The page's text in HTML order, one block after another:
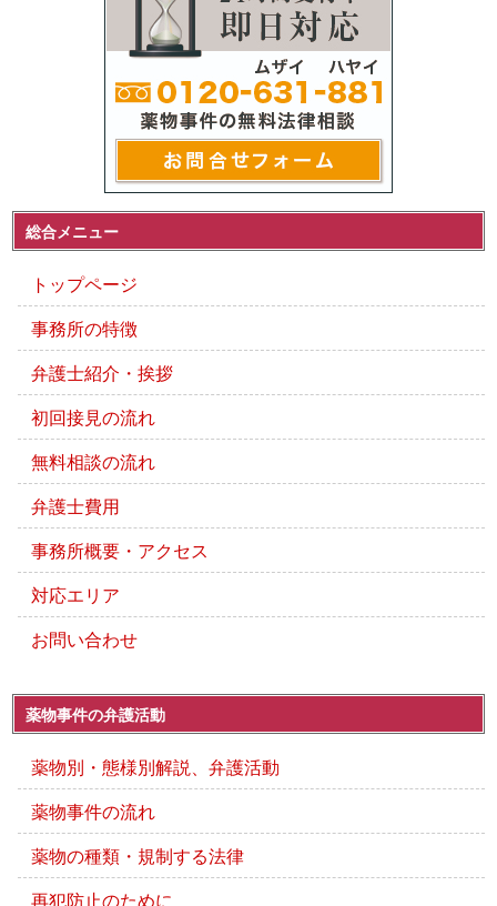
総合メニュー
トップページ
事務所の特徴
弁護士紹介・挨拶
初回接見の流れ
無料相談の流れ
弁護士費用
事務所概要・アクセス
対応エリア
お問い合わせ
薬物事件の弁護活動
薬物別・態様別解説、弁護活動
薬物事件の流れ
薬物の種類・規制する法律
再犯防止のために